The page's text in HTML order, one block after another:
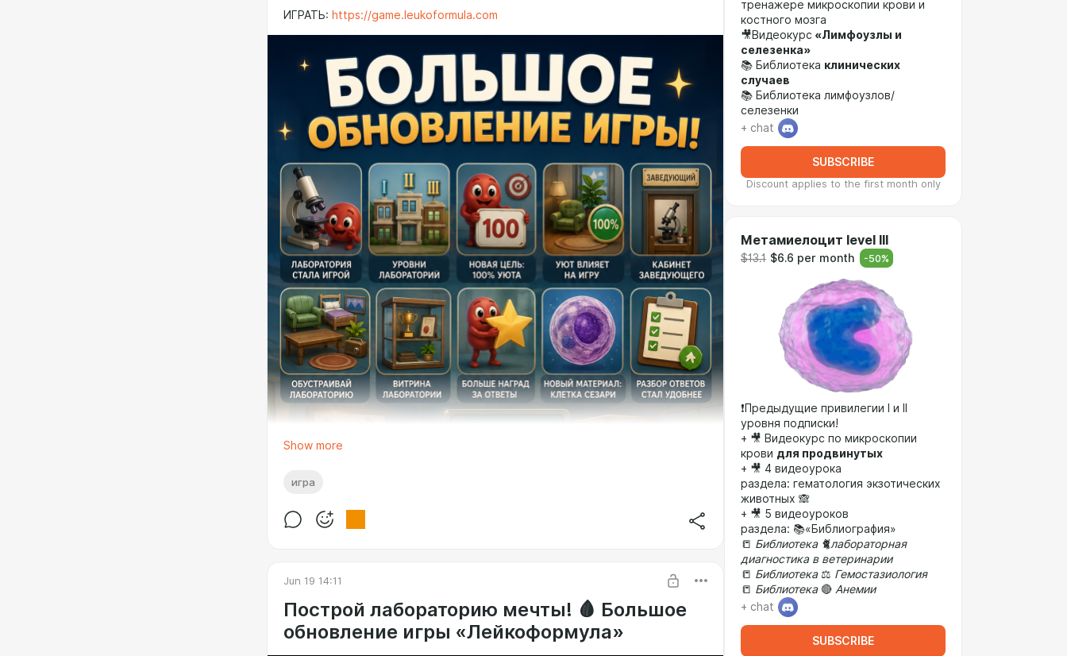
ИГРАТЬ: https://game.leukoformula.com
Show more
игра
Jun 19 14:11
Построй лабораторию мечты! 🩸 Большое
обновление игры «Лейкоформула»
тренажере микроскопии крови и
костного мозга
🎥Видеокурс «Лимфоузлы и
селезенка»
📚 Библиотека клинических
случаев
📚 Библиотека лимфоузлов/
селезенки
+ chat
SUBSCRIBE
Discount applies to the first month only
Метамиелоцит level III
$13.1 $6.6 per month -50%
❗Предыдущие привилегии I и II
уровня подписки!
+ 🎥 Видеокурс по микроскопии
крови для продвинутых
+ 🎥 4 видеоурока
раздела: гематология экзотических
животных 🙈️
+ 🎥 5 видеоуроков
раздела: 📚«Библиография»
📒 Библиотека 🐈лабораторная
диагностика в ветеринарии
📒 Библиотека⚖️ Гемостазиология
📒 Библиотека🔴 Анемии
+ chat
SUBSCRIBE